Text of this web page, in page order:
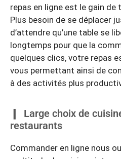
repas en ligne est le gain de
Plus besoin de se déplacer
d’attendre qu’une table se
longtemps pour que la
quelques clics, votre repas
vous permettant ainsi de
à des activités plus
Large choix de
restaurants
Commander en ligne nous